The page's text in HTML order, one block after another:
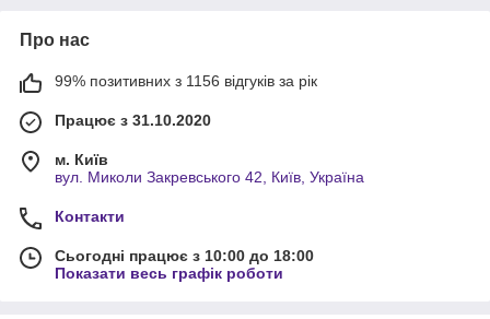
Про нас
99% позитивних з 1156 відгуків за рік
Працює з 31.10.2020
м. Київ
вул. Миколи Закревського 42, Київ, Україна
Контакти
Сьогодні працює з 10:00 до 18:00
Показати весь графік роботи